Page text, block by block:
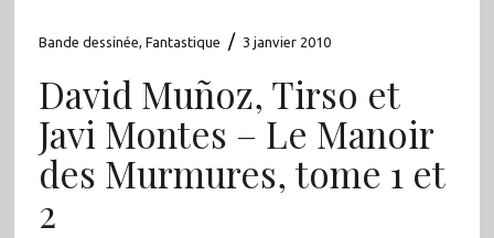
Bande dessinée, Fantastique / 3 janvier 2010
David Muñoz, Tirso et
Javi Montes – Le Manoir
des Murmures, tome 1 et
2